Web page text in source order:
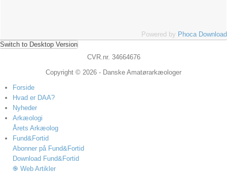
Powered by Phoca Download
Switch to Desktop Version
CVR.nr. 34664676
Copyright © 2026 - Danske Amatørarkæologer
Forside
Hvad er DAA?
Nyheder
Arkæologi
Årets Arkæolog
Fund&Fortid
Abonner på Fund&Fortid
Download Fund&Fortid
֎ Web Artikler